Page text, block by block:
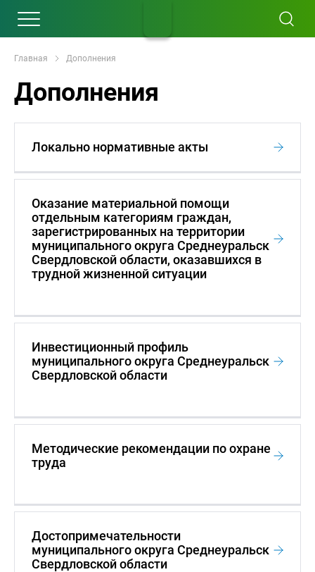
Главная Дополнения
Дополнения
Локально нормативные акты
Оказание материальной помощи
отдельным категориям граждан,
зарегистрированных на территории
муниципального округа Среднеуральск
Свердловской области, оказавшихся в
трудной жизненной ситуации
Инвестиционный профиль
муниципального округа Среднеуральск
Свердловской области
Методические рекомендации по охране
труда
Достопримечательности
муниципального округа Среднеуральск
Свердловской области